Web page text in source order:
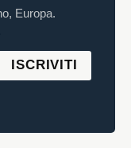
Europa.
ISCRIVITI